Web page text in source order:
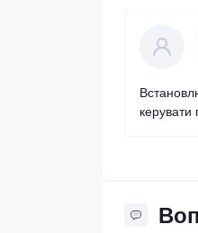
керувати